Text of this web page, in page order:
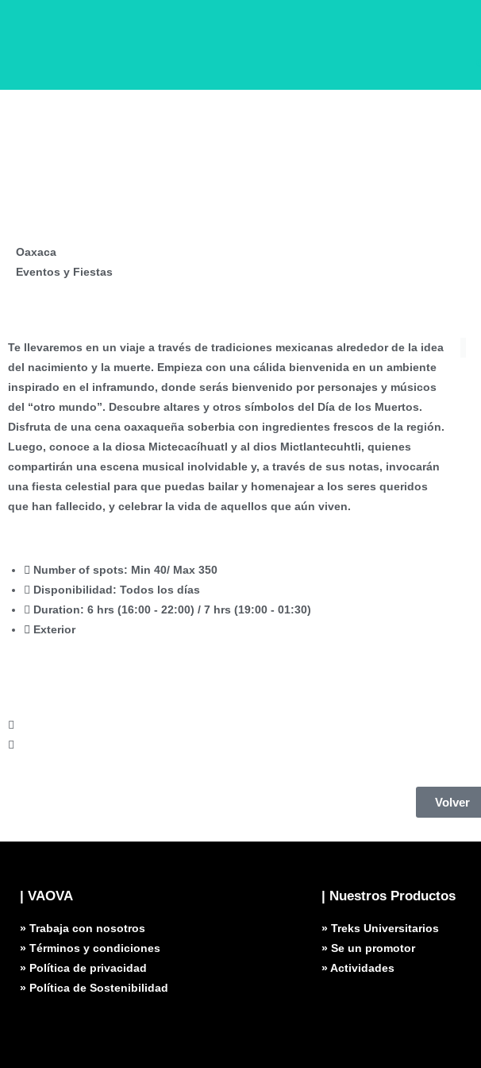
Oaxaca
Eventos y Fiestas
Te llevaremos en un viaje a través de tradiciones mexicanas alrededor de la idea
del nacimiento y la muerte. Empieza con una cálida bienvenida en un ambiente
inspirado en el inframundo, donde serás bienvenido por personajes y músicos
del “otro mundo”. Descubre altares y otros símbolos del Día de los Muertos.
Disfruta de una cena oaxaqueña soberbia con ingredientes frescos de la región.
Luego, conoce a la diosa Mictecacíhuatl y al dios Mictlantecuhtli, quienes
compartirán una escena musical inolvidable y, a través de sus notas, invocarán
una fiesta celestial para que puedas bailar y homenajear a los seres queridos
que han fallecido, y celebrar la vida de aquellos que aún viven.
Number of spots: Min 40/ Max 350
Disponibilidad: Todos los días
Duration: 6 hrs (16:00 - 22:00) / 7 hrs (19:00 - 01:30)
Exterior
Volver
| VAOVA
» Trabaja con nosotros
» Términos y condiciones
» Política de privacidad
» Política de Sostenibilidad
| Nuestros Productos
» Treks Universitarios
» Se un promotor
» Actividades